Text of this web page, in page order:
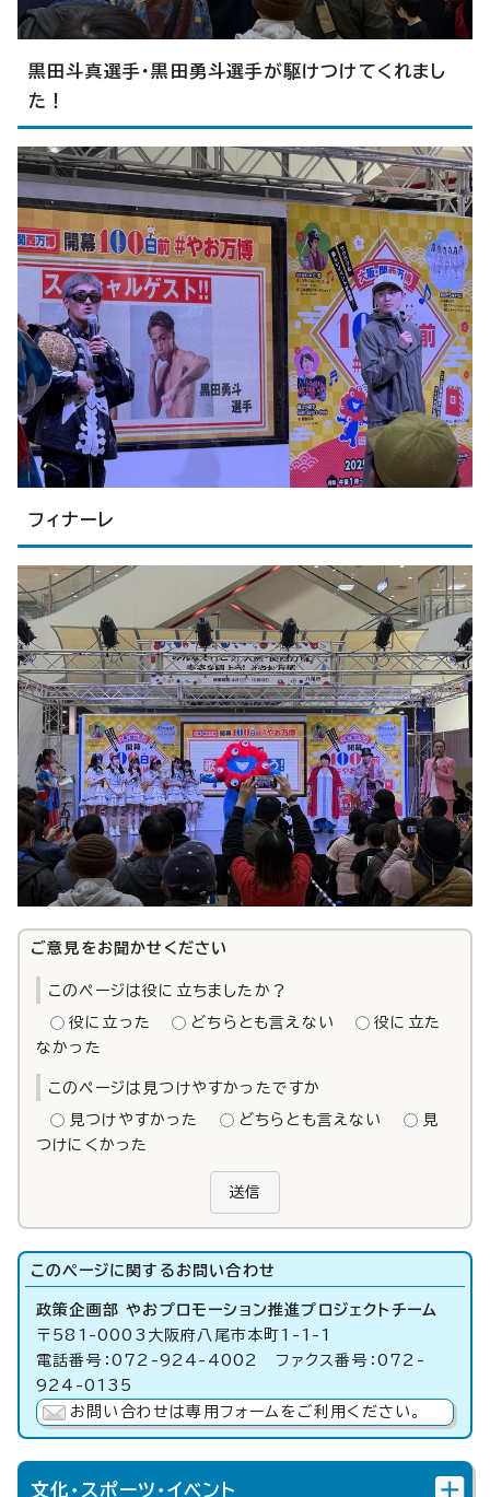
黒田斗真選手・黒田勇斗選手が駆けつけてくれまし
た！
フィナーレ
ご意見をお聞かせください
このページは役に立ちましたか？
役に立った どちらとも言えない
役に立た
なかった
このページは見つけやすかったですか
見つけやすかった どちらとも言えない
見
つけにくかった
送信
このページに関する お問い合わせ
政策企画部 やおプロモーション推進プロジェクトチーム
〒581-0003大阪府八尾市本町1-1-1
電話番号：072-924-4002 ファクス番号：072-
924-0135
お問い合わせは専用フォームをご利用ください。
文化・スポーツ・イベント